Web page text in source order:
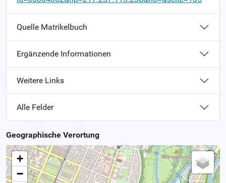
Quelle Matrikelbuch
Ergänzende Informationen
Weitere Links
Alle Felder
Geographische Verortung
+
−